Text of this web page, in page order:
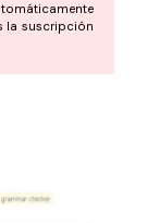
la suscripción